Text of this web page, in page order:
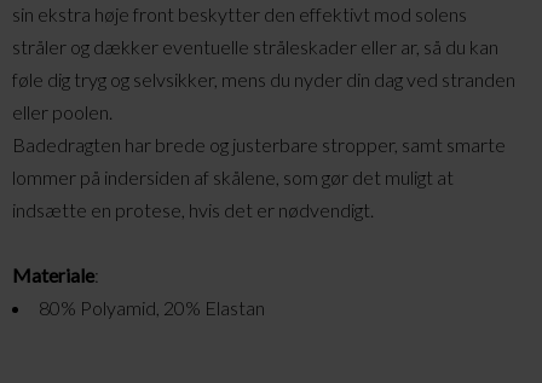
sin ekstra høje front beskytter den effektivt mod solens
stråler og dækker eventuelle stråleskader eller ar, så du kan
føle dig tryg og selvsikker, mens du nyder din dag ved stranden
eller poolen.
Badedragten har brede og justerbare stropper, samt smarte
lommer på indersiden af skålene, som gør det muligt at
indsætte en protese, hvis det er nødvendigt.
Materiale:
80% Polyamid, 20% Elastan